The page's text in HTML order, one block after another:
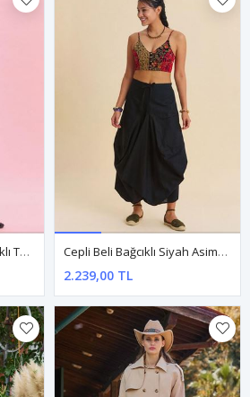
Cep Detaylı Pacası Bağcıklı Turuncu Etnik Pantolon Cepli Beli Bağcıklı Siyah Asimetrik Etek
2.239,00 TL